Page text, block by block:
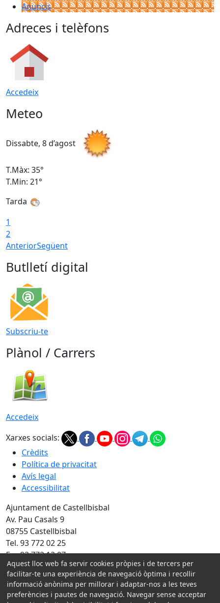
Anuncis
Adreces i telèfons
Accedeix
Meteo
Dissabte, 8 d’agost
T.Màx: 35°
T.Min: 21°
Tarda
1
2
AnteriorSegüent
Butlletí digital
Subscriu-te
Plànol / Carrers
Accedeix
Xarxes socials:
Crèdits
Política de privacitat
Avís legal
Accessibilitat
Ajuntament de Castellbisbal
Av. Pau Casals 9
08755 Castellbisbal
Tel. 93 772 02 25
Fax 93 772 13 07
Amb la col·laboració de:
Aquest lloc web fa servir cookies pròpies i de tercers per
facilitar-te una experiència de navegació òptima i recollir
informació anònima per millorar i adaptar-nos a les teves
preferències i pautes de navegació. Navegar sense acceptar